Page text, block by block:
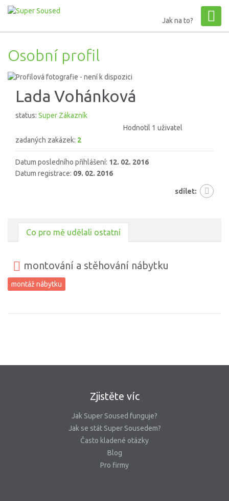
Jak na to?
Osobní profil
Lada Vohánková
status: Super Zákazník
Hodnotil 1 uživatel
zadaných zakázek: 2
Datum posledního přihlášení: 12. 02. 2016
Datum registrace: 09. 02. 2016
sdílet:
Co pro mě udělali ostatní
montování a stěhování nábytku
montáž nábytku
Zjistěte víc
Jak Super Soused funguje?
Jak se stát Super Sousedem?
Často kladené otázky
Blog
Pro firmy